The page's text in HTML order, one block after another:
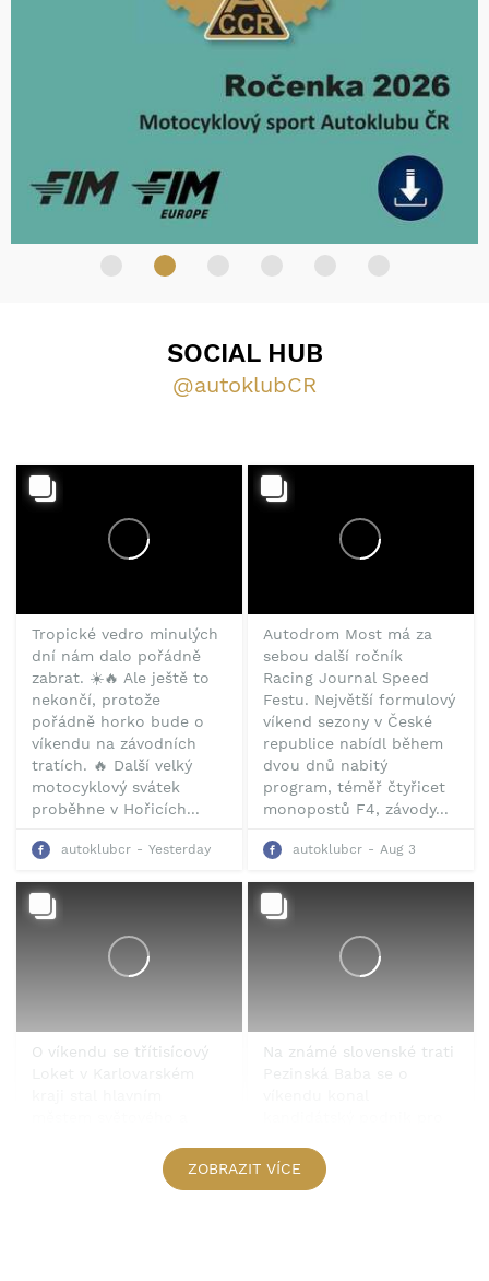
SOCIAL HUB
@autoklubCR
Tropické vedro minulých
dní nám dalo pořádně
zabrat. ☀️🔥 Ale ještě to
nekončí, protože
pořádně horko bude o
víkendu na závodních
tratích. 🔥 Další velký
motocyklový svátek
proběhne v Hořicích...
autoklubcr Yesterday
Autodrom Most má za
sebou další ročník
Racing Journal Speed
Festu. Největší formulový
víkend sezony v České
republice nabídl během
dvou dnů nabitý
program, téměř čtyřicet
monopostů F4, závody...
autoklubcr Aug 3
O víkendu se třítisícový
atraktivní program
Na známé slovenské trati
závodech automobilů do
vrchu. 🇸🇰
ZOBRAZIT VÍCE